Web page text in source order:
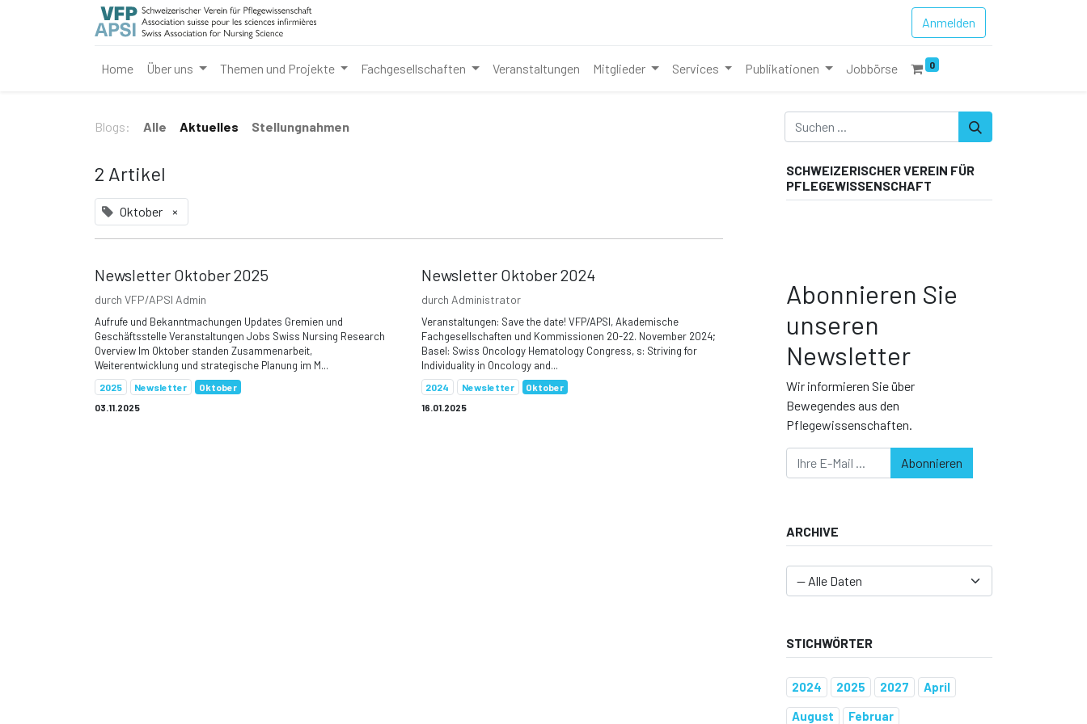
Anmelden
Home Über uns Themen und Projekte Fachgesellschaften Veranstaltungen Mitglieder Services Publikationen Jobbörse 0
Blogs: Alle Aktuelles Stellungnahmen
2 Artikel
Oktober ×
Newsletter Oktober 2025
durch VFP/APSI Admin
Aufrufe und Bekanntmachungen Updates Gremien und
Geschäftsstelle Veranstaltungen Jobs Swiss Nursing Research
Overview Im Oktober standen Zusammenarbeit,
Weiterentwicklung und strategische Planung im M...
2025 Newsletter Oktober
03.11.2025
Newsletter Oktober 2024
durch Administrator
Veranstaltungen: Save the date! VFP/APSI, Akademische
Fachgesellschaften und Kommissionen 20-22. November 2024;
Basel: Swiss Oncology Hematology Congress, s: Striving for
Individuality in Oncology and...
2024 Newsletter Oktober
16.01.2025
SCHWEIZERISCHER VEREIN FÜR
PFLEGEWISSENSCHAFT
Abonnieren Sie
unseren
Newsletter
Wir informieren Sie über
Bewegendes aus den
Pflegewissenschaften.
Abonnieren
ARCHIVE
STICHWÖRTER
2024 2025 2027 April
August Februar